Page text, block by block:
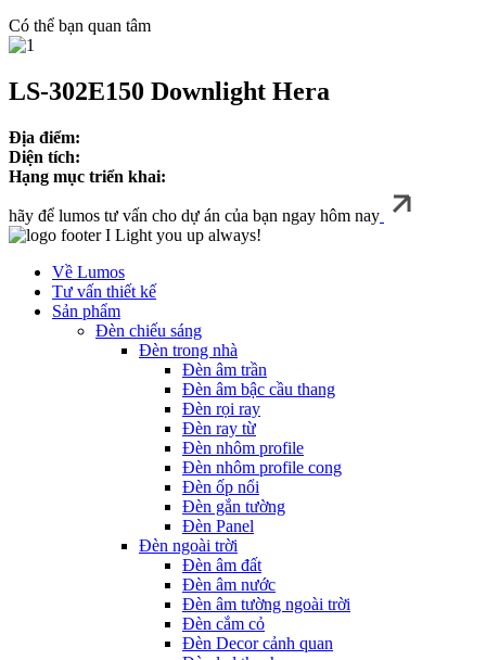
Có thể bạn quan tâm
LS‑302E150 Downlight Hera
Địa điểm:
Diện tích:
Hạng mục triển khai:
hãy để lumos tư vấn cho dự án của bạn ngay hôm nay
I Light you up always!
Về Lumos
Tư vấn thiết kế
Sản phẩm
Đèn chiếu sáng
Đèn trong nhà
Đèn âm trần
Đèn âm bậc cầu thang
Đèn rọi ray
Đèn ray từ
Đèn nhôm profile
Đèn nhôm profile cong
Đèn ốp nổi
Đèn gắn tường
Đèn Panel
Đèn ngoài trời
Đèn âm đất
Đèn âm nước
Đèn âm tường ngoài trời
Đèn cắm cỏ
Đèn Decor cảnh quan